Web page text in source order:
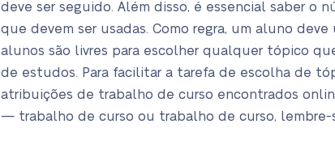
deve ser seguido. Além disso, é essencial saber o
que devem ser usadas. Como regra, um aluno
alunos são livres para escolher qualquer tópico
de estudos. Para facilitar a tarefa de escolha de
atribuições de trabalho de curso encontrados
— trabalho de curso ou trabalho de curso, lembre-